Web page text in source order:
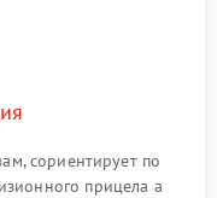
сориентирует по
прицела а